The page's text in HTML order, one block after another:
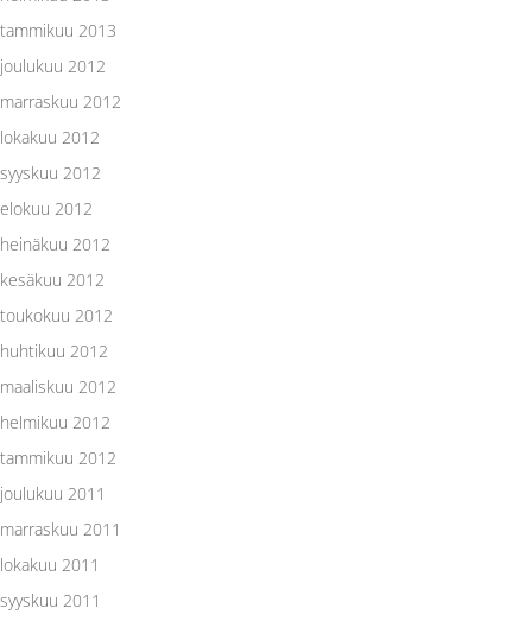
tammikuu 2013
joulukuu 2012
marraskuu 2012
lokakuu 2012
syyskuu 2012
elokuu 2012
heinäkuu 2012
kesäkuu 2012
toukokuu 2012
huhtikuu 2012
maaliskuu 2012
helmikuu 2012
tammikuu 2012
joulukuu 2011
marraskuu 2011
lokakuu 2011
syyskuu 2011